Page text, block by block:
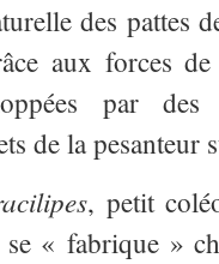
des pattes de
aux forces
par
de la pesanteur
, petit
« fabrique »